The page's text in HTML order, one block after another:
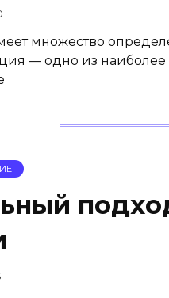
множество
— одно из